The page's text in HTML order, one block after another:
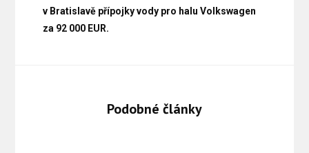
v Bratislavě přípojky vody pro halu Volkswagen
za 92 000 EUR.
Podobné články